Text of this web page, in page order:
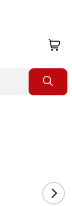
Login Revendedor